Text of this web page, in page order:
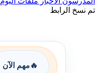
تم نسخ الرابط
🔥 مهم الآن